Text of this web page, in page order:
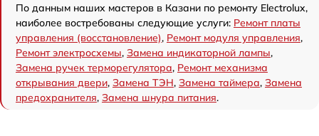
По данным наших мастеров в Казани по ремонту Electrolux,
наиболее востребованы следующие услуги: Ремонт платы
управления (восстановление), Ремонт модуля управления,
Ремонт электросхемы, Замена индикаторной лампы,
Замена ручек терморегулятора, Ремонт механизма
открывания двери, Замена ТЭН, Замена таймера, Замена
предохранителя, Замена шнура питания.